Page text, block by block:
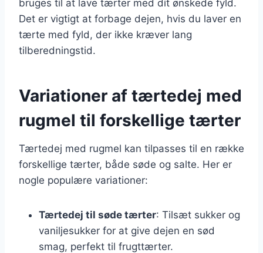
bruges til at lave tærter med dit ønskede fyld.
Det er vigtigt at forbage dejen, hvis du laver en
tærte med fyld, der ikke kræver lang
tilberedningstid.
Variationer af tærtedej med
rugmel til forskellige tærter
Tærtedej med rugmel kan tilpasses til en række
forskellige tærter, både søde og salte. Her er
nogle populære variationer:
Tærtedej til søde tærter: Tilsæt sukker og
vaniljesukker for at give dejen en sød
smag, perfekt til frugttærter.